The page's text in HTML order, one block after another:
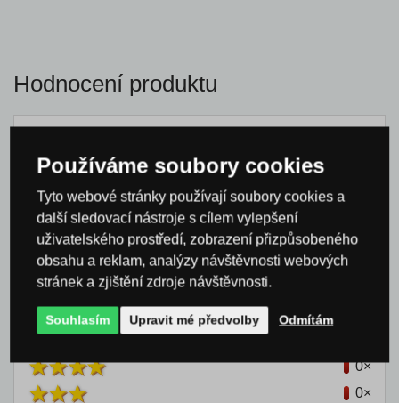
Hodnocení produktu
0 %
Nikdozatím produkt nehodnotil
0×
0×
Používáme soubory cookies
Tyto webové stránky používají soubory cookies a
další sledovací nástroje s cílem vylepšení
uživatelského prostředí, zobrazení přizpůsobeného
obsahu a reklam, analýzy návštěvnosti webových
stránek a zjištění zdroje návštěvnosti.
Souhlasím Upravit mé předvolby Odmítám